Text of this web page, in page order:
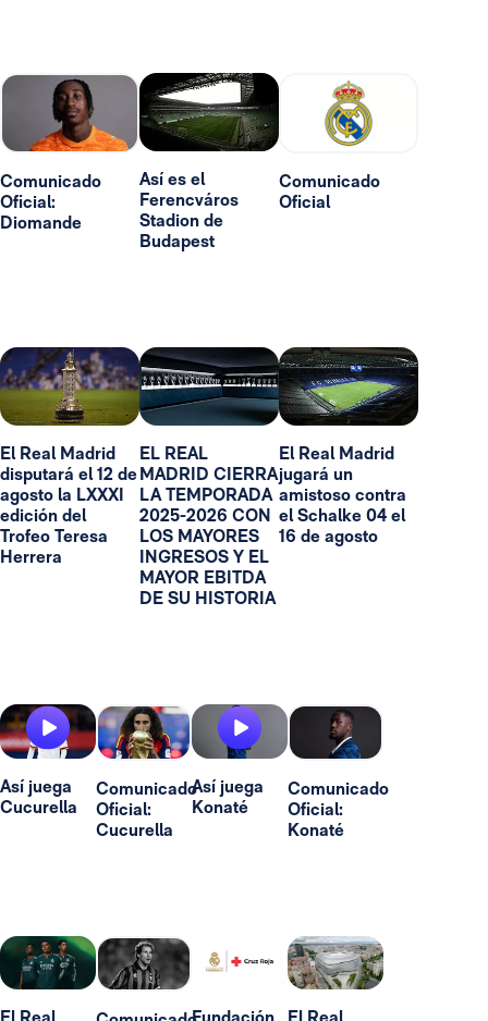
Comunicado
Oficial:
Diomande
Así es el
Ferencváros
Stadion de
Budapest
Comunicado
Oficial
El Real Madrid
disputará el 12 de
agosto la LXXXI
edición del
Trofeo Teresa
Herrera
EL REAL
MADRID CIERRA
LA TEMPORADA
2025-2026 CON
LOS MAYORES
INGRESOS Y EL
MAYOR EBITDA
DE SU HISTORIA
El Real Madrid
jugará un
amistoso contra
el Schalke 04 el
16 de agosto
Así juega
Cucurella
Comunicado
Oficial:
Cucurella
Así juega
Konaté
Comunicado
Oficial:
Konaté